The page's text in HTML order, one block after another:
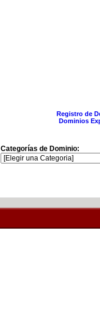
Registro de
Dominios
Categorías de Dominio: